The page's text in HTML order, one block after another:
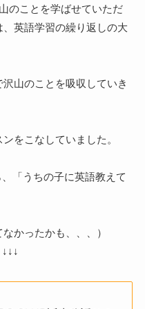
のことを学ばせていただ
英語学習の繰り返しの大
山のことを吸収していき
をこなしていました。
「うちの子に英語教えて
かったかも、、、）